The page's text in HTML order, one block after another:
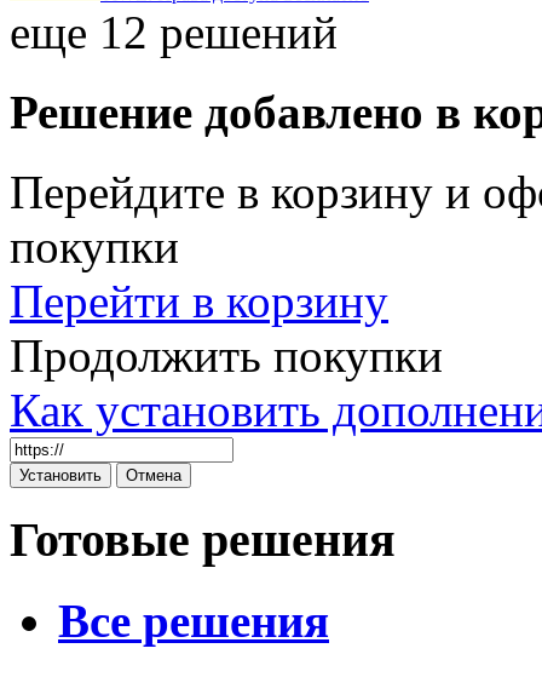
еще 12 решений
Решение добавлено в
Перейдите в корзину и
покупки
Перейти в корзину
Продолжить покупки
Как установить
Готовые решения
Все решения